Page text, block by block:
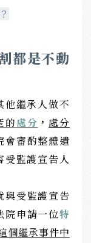
都是不動
他繼承人做不
的處分 ， 處分
會審酌整體遺
受監護宣告人
與受監護宣告
院申請一位特
個繼承事件中